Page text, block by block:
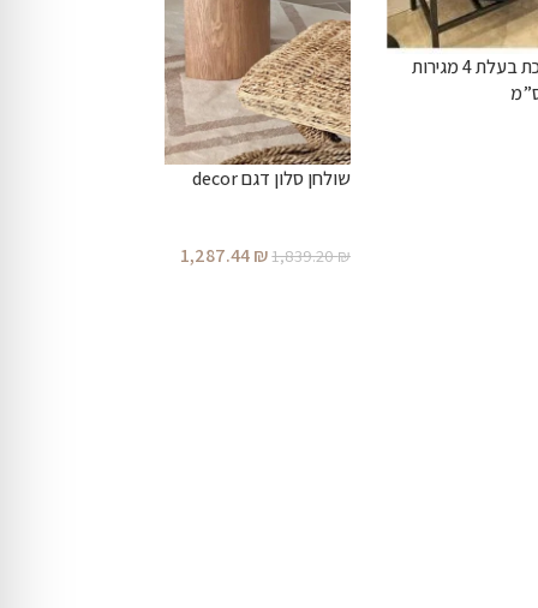
קונסולה שחורה בשילוב עץ ומתכת בעלת 4 מגירות
שולחן סלון דגם decor
1,839.20₪
1,287.44₪